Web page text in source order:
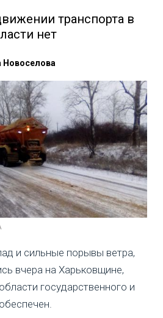
транспорта в
нет
Новоселова
и сильные порывы ветра,
вчера на Харьковщине,
государственного и